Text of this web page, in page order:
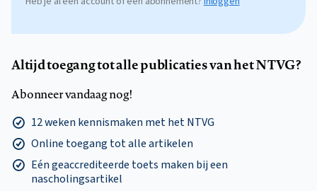
Altijd toegang tot alle publicaties van het NTVG?
Abonneer vandaag nog!
12 weken kennismaken met het NTVG
Online toegang tot alle artikelen
Eén geaccrediteerde toets maken bij een
nascholingsartikel